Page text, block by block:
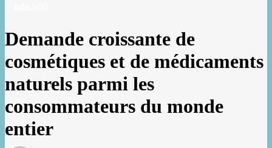
Demande croissante de
cosmétiques et de médicaments
naturels parmi les
consommateurs du monde
entier